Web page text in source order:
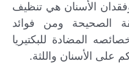
الأسنان هي تنظيف
الصحيحة ومن فوائد
المضادة للبكتيريا
على الأسنان واللثة.